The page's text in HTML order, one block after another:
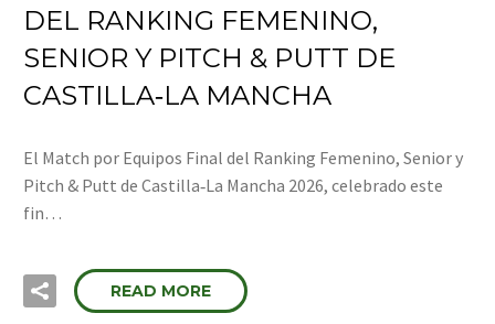
DEL RANKING FEMENINO,
SENIOR Y PITCH & PUTT DE
CASTILLA‑LA MANCHA
El Match por Equipos Final del Ranking Femenino, Senior y
Pitch & Putt de Castilla‑La Mancha 2026, celebrado este
fin…
READ MORE